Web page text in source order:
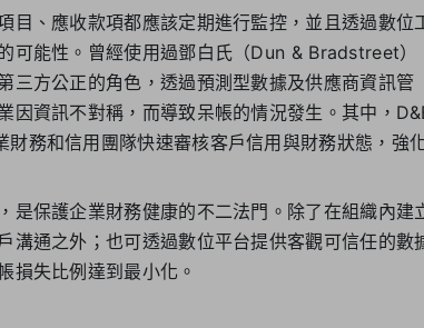
目、應收款項都應該定期進行監控，並且透過數位
可能性。曾經使用過鄧白氏（Dun & Bradstreet）
三方公正的角色，透過預測型數據及供應商資訊管
因資訊不對稱，而導致呆帳的情況發生。其中，
務和信用團隊快速審核客戶信用與財務狀態，強
是保護企業財務健康的不二法門。除了在組織內建
溝通之外；也可透過數位平台提供客觀可信任的數
損失比例達到最小化。